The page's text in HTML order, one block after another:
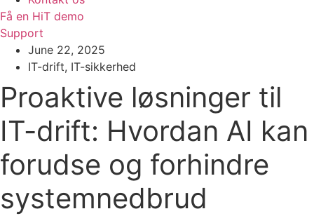
Få en HiT demo
Support
June 22, 2025
IT-drift, IT-sikkerhed
Proaktive løsninger til
IT-drift: Hvordan AI kan
forudse og forhindre
systemnedbrud